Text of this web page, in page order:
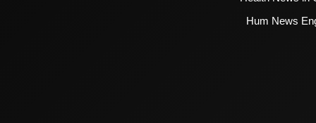
Hum News